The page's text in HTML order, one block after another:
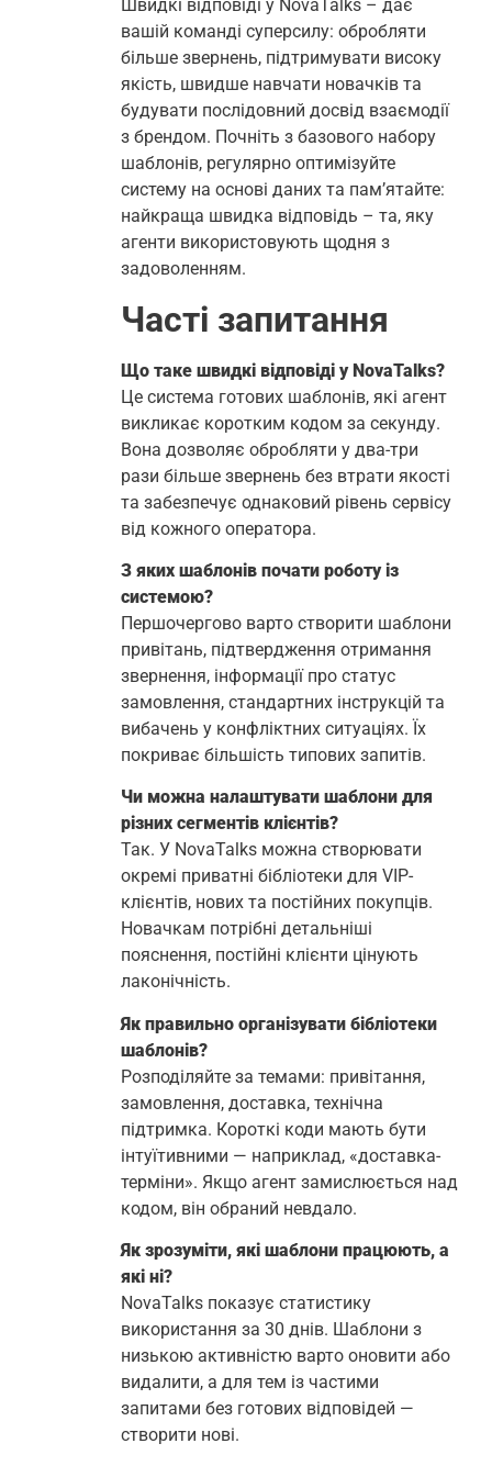
Швидкі відповіді у NovaTalks – дає
вашій команді суперсилу: обробляти
більше звернень, підтримувати високу
якість, швидше навчати новачків та
будувати послідовний досвід взаємодії
з брендом. Почніть з базового набору
шаблонів, регулярно оптимізуйте
систему на основі даних та пам’ятайте:
найкраща швидка відповідь – та, яку
агенти використовують щодня з
задоволенням.
Часті запитання
Що таке швидкі відповіді у NovaTalks?
Це система готових шаблонів, які агент
викликає коротким кодом за секунду.
Вона дозволяє обробляти у два-три
рази більше звернень без втрати якості
та забезпечує однаковий рівень сервісу
від кожного оператора.
З яких шаблонів почати роботу із
системою?
Першочергово варто створити шаблони
привітань, підтвердження отримання
звернення, інформації про статус
замовлення, стандартних інструкцій та
вибачень у конфліктних ситуаціях. Їх
покриває більшість типових запитів.
Чи можна налаштувати шаблони для
різних сегментів клієнтів?
Так. У NovaTalks можна створювати
окремі приватні бібліотеки для VIP-
клієнтів, нових та постійних покупців.
Новачкам потрібні детальніші
пояснення, постійні клієнти цінують
лаконічність.
Як правильно організувати бібліотеки
шаблонів?
Розподіляйте за темами: привітання,
замовлення, доставка, технічна
підтримка. Короткі коди мають бути
інтуїтивними — наприклад, «доставка-
терміни». Якщо агент замислюється над
кодом, він обраний невдало.
Як зрозуміти, які шаблони працюють, а
які ні?
NovaTalks показує статистику
використання за 30 днів. Шаблони з
низькою активністю варто оновити або
видалити, а для тем із частими
запитами без готових відповідей —
створити нові.